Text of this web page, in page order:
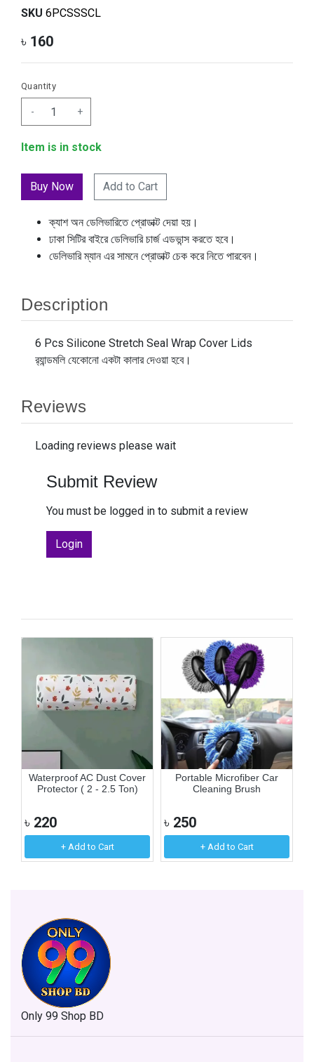
SKU 6PCSSSCL
৳ 160
Quantity
- +
Item is in stock
Add to Cart
ক্যাশ অন ডেলিভারিতে প্রোডাক্ট দেয়া হয়।
ঢাকা সিটির বাইরে ডেলিভারি চার্জ এডভান্স করতে হবে।
ডেলিভারি ম্যান এর সামনে প্রোডাক্ট চেক করে নিতে পারবেন।
Description
6 Pcs Silicone Stretch Seal Wrap Cover Lids
র‍্যান্ডমলি যেকোনো একটা কালার দেওয়া হবে।
Reviews
Loading reviews please wait
Submit Review
You must be logged in to submit a review
Login
Waterproof AC Dust Cover
Protector ( 2 - 2.5 Ton)
৳ 220
+ Add to Cart
Portable Microfiber Car
Cleaning Brush
৳ 250
+ Add to Cart
Only 99 Shop BD